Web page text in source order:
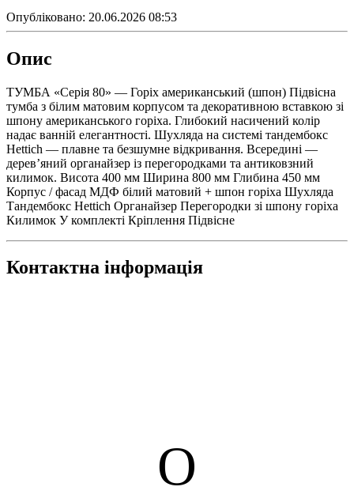
Опубліковано: 20.06.2026 08:53
Опис
ТУМБА «Серія 80» — Горіх американський (шпон) Підвісна
тумба з білим матовим корпусом та декоративною вставкою зі
шпону американського горіха. Глибокий насичений колір
надає ванній елегантності. Шухляда на системі тандембокс
Hettich — плавне та безшумне відкривання. Всередині —
дерев’яний органайзер із перегородками та антиковзний
килимок. Висота 400 мм Ширина 800 мм Глибина 450 мм
Корпус / фасад МДФ білий матовий + шпон горіха Шухляда
Тандембокс Hettich Органайзер Перегородки зі шпону горіха
Килимок У комплекті Кріплення Підвісне
Контактна інформація
О